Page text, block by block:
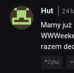
Hut 24
Mamy
razem
Cytuj